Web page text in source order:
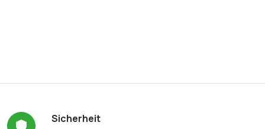
Sicherheit